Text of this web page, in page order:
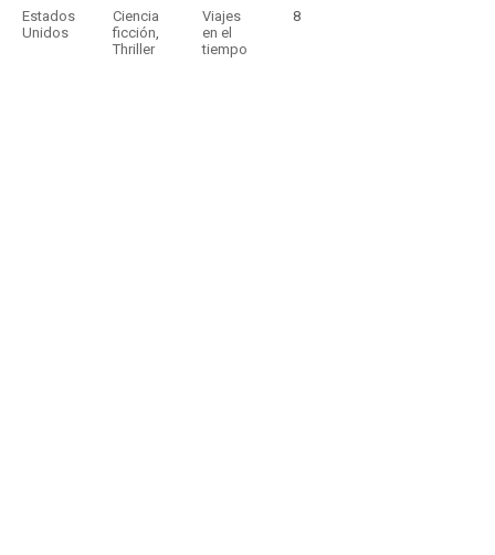
Estados
Unidos
Ciencia
ficción,
Thriller
Viajes
en el
tiempo
8